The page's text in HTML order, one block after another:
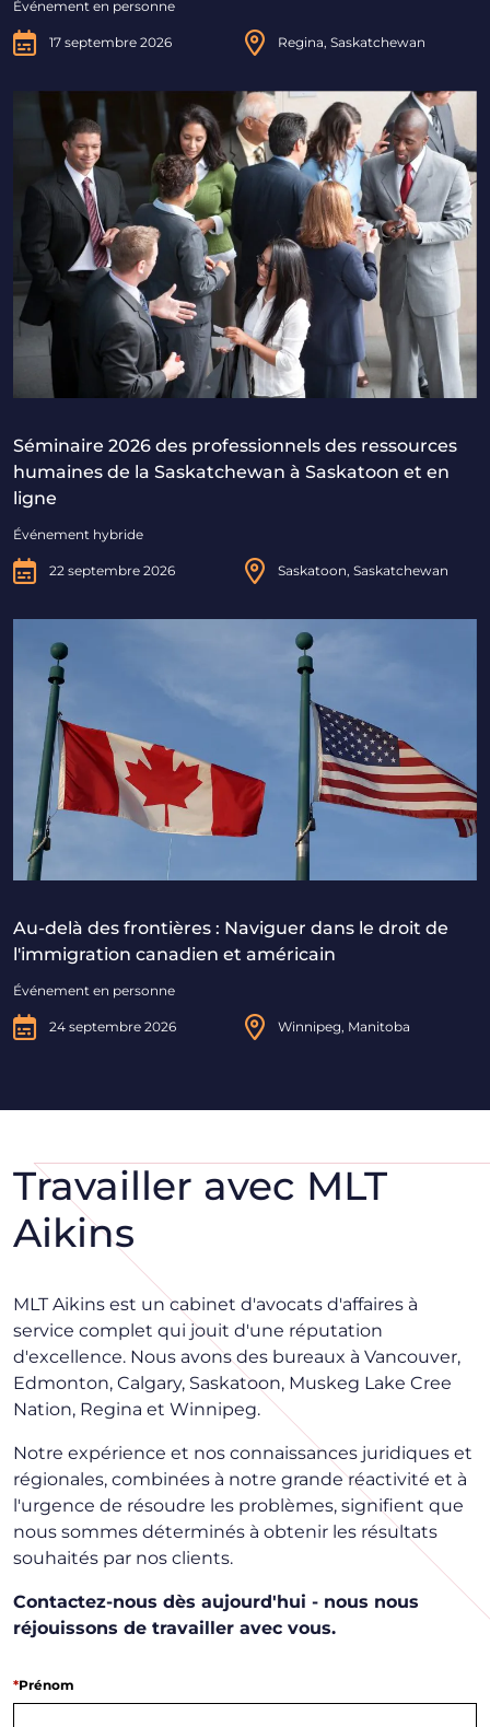
Événement en personne
17 septembre 2026 Regina, Saskatchewan
Séminaire 2026 des professionnels des ressources
Séminaire 2026 des professionnels des ressources
humaines de la Saskatchewan à Saskatoon et en
ligne
Événement hybride
22 septembre 2026 Saskatoon, Saskatchewan
Au-delà des frontières : Naviguer dans le droit de
Au-delà des frontières : Naviguer dans le droit de
l'immigration canadien et américain
Événement en personne
24 septembre 2026 Winnipeg, Manitoba
Travailler avec MLT
Aikins
MLT Aikins est un cabinet d'avocats d'affaires à
service complet qui jouit d'une réputation
d'excellence. Nous avons des bureaux à Vancouver,
Edmonton, Calgary, Saskatoon, Muskeg Lake Cree
Nation, Regina et Winnipeg.
Notre expérience et nos connaissances juridiques et
régionales, combinées à notre grande réactivité et à
l'urgence de résoudre les problèmes, signifient que
nous sommes déterminés à obtenir les résultats
souhaités par nos clients.
Contactez-nous dès aujourd'hui - nous nous
réjouissons de travailler avec vous.
Prénom
*